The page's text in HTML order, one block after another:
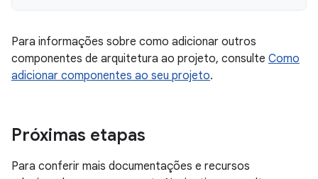
Para informações sobre como adicionar outros
componentes de arquitetura ao projeto, consulte Como
adicionar componentes ao seu projeto.
Próximas etapas
Para conferir mais documentações e recursos